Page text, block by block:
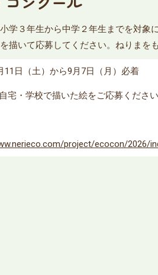
学３年生から中学２年生までを対
いて応募してください。ねりまを
11日（土）から9月7日（月）必着
宅・学校で描いた絵をご応募ください
project/ecocon/2026/